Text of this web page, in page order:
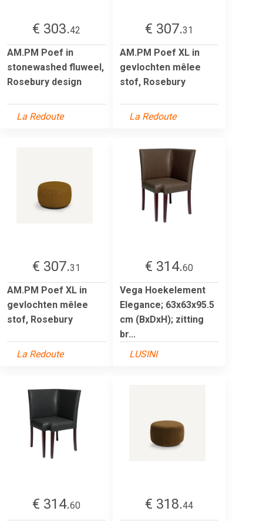
€ 303.42
AM.PM Poef in
stonewashed fluweel,
Rosebury design
La Redoute
€ 307.31
AM.PM Poef XL in
gevlochten mêlee
stof, Rosebury
La Redoute
€ 307.31
AM.PM Poef XL in
gevlochten mêlee
stof, Rosebury
La Redoute
€ 314.60
Vega Hoekelement
Elegance; 63x63x95.5
cm (BxDxH); zitting
br...
LUSINI
€ 314.60
€ 318.44